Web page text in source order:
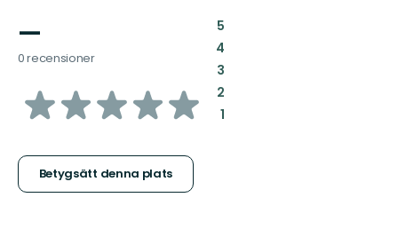
—
0 recensioner
av
stjärnor
Betygsätt denna plats
5:
4:
3:
2:
1: